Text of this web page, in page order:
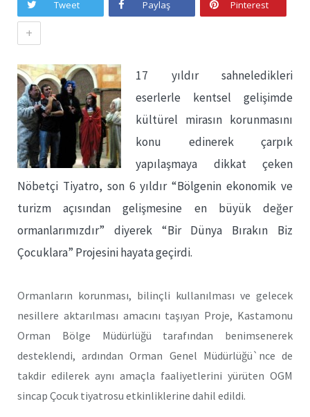
Tweet Paylaş Pinterest
+
17 yıldır sahneledikleri
eserlerle kentsel gelişimde
kültürel mirasın korunmasını
konu edinerek çarpık
yapılaşmaya dikkat çeken
Nöbetçi Tiyatro, son 6 yıldır “Bölgenin ekonomik ve
turizm açısından gelişmesine en büyük değer
ormanlarımızdır” diyerek “Bir Dünya Bırakın Biz
Çocuklara” Projesini hayata geçirdi.
Ormanların korunması, bilinçli kullanılması ve gelecek
nesillere aktarılması amacını taşıyan Proje, Kastamonu
Orman Bölge Müdürlüğü tarafından benimsenerek
desteklendi, ardından Orman Genel Müdürlüğü`nce de
takdir edilerek aynı amaçla faaliyetlerini yürüten OGM
sincap Çocuk tiyatrosu etkinliklerine dahil edildi.